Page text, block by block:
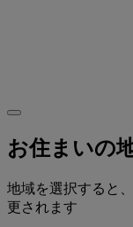
お住まいの
地域を選択すると
更されます